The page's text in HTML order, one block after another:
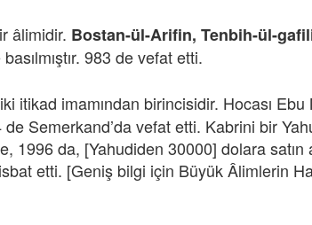
âlimidir. Bostan-ül-Arifin, Tenbih-ül-
983 de vefat etti.
itikad imamından birincisidir. Hocası Ebu
Semerkand’da vefat etti. Kabrini bir
1996 da, [Yahudiden 30000] dolara satın
etti. [Geniş bilgi için Büyük Âlimlerin